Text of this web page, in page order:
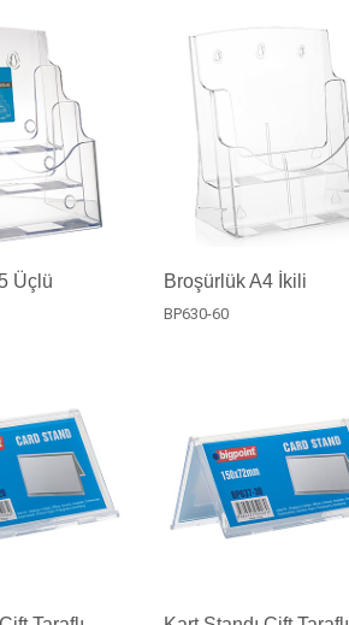
Üçlü Broşürlük A4 İkili
BP630-60